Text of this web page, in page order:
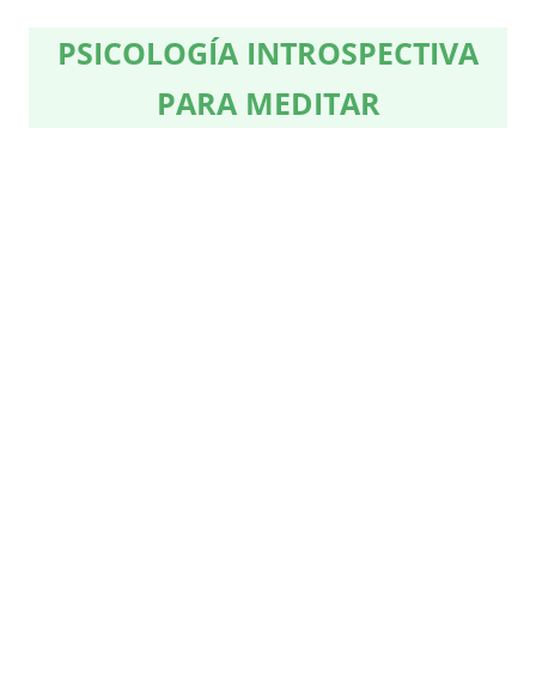
PSICOLOGÍA INTROSPECTIVA
PARA MEDITAR